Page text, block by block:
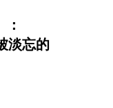
淡忘的